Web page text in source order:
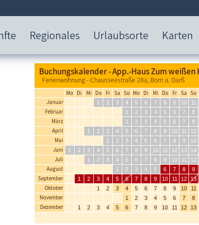
Regionales Urlaubsorte Karten
Buchungskalender - App.-Haus Zum weißen
Ferienwohnung - Chausseestraße 28a, Born a. Darß
Mo Di Mi Do Fr Sa So Mo Di Mi Do Fr Sa So
Januar
1 2 3 4 5 6 7 8 9 10 11
Februar 1 2 3 4 5 6 7 8
März 1 2 3 4 5 6 7 8
April 1 2 3 4 5 6 7 8 9 10 11 12
Mai 1 2 3 4 5 6 7 8 9 10
Juni 1 2 3 4 5 6 7 8 9 10 11 12 13 14
Juli 1 2 3 4 5 6 7 8 9 10 11 12
August 1 2 3 4 5 6 7 8 9
September 1 2 3 4 5 6 7 8 9 10 11 12 13
Oktober 1 2 3 4 5 6 7 8 9 10 11
November 1 2 3 4 5 6 7 8
Dezember 1 2 3 4 5 6 7 8 9 10 11 12 13